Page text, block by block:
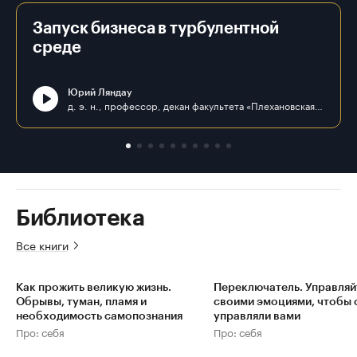
Запуск бизнеса в турбулентной
среде
Юрий Ляндау
Библиотека
Все книги
Как прожить великую жизнь.
Обрывы, туман, пламя и
необходимость самопознания
Про: себя
Переключатель.
своими эмоциями, чтобы
управляли вами
Про: себя